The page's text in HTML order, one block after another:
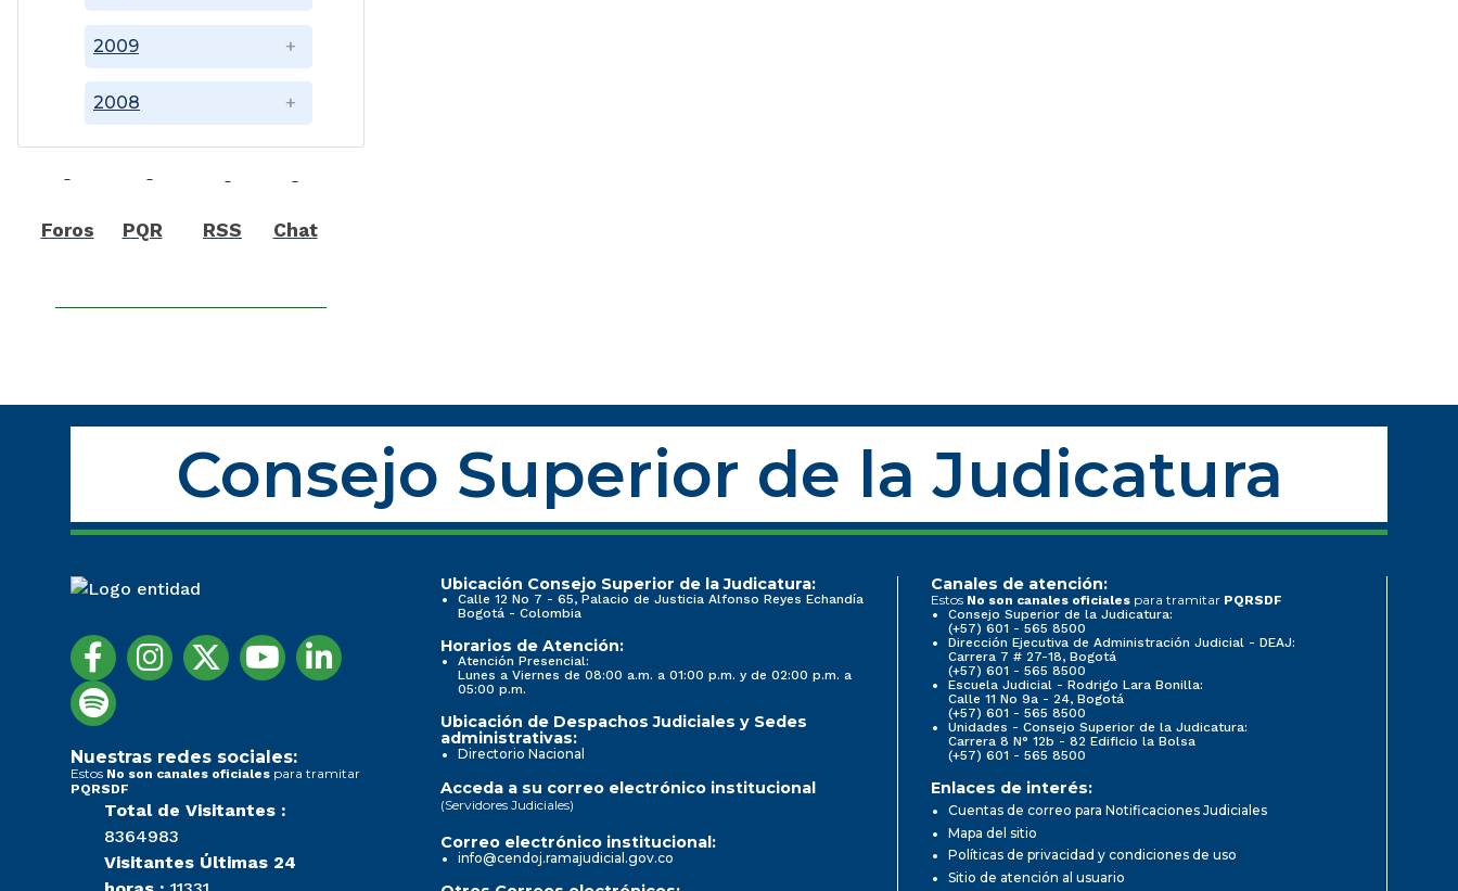
2008
2009
Foros PQR RSS Chat
Consejo Superior de la Judicatura
Nuestras redes sociales:
Estos No son canales oficiales para tramitar
PQRSDF
Total de Visitantes :
8364983
Visitantes Últimas 24
Ubicación Consejo Superior de la Judicatura:
Calle 12 No 7 - 65, Palacio de Justicia Alfonso Reyes Echandía
Bogotá - Colombia
Horarios de Atención:
Atención Presencial:
Lunes a Viernes de 08:00 a.m. a 01:00 p.m. y de 02:00 p.m. a
05:00 p.m.
Ubicación de Despachos Judiciales y Sedes
administrativas:
Directorio Nacional
Canales de atención:
Estos No son canales oficiales para tramitar PQRSDF
Consejo Superior de la Judicatura:
(+57) 601 - 565 8500
Dirección Ejecutiva de Administración Judicial - DEAJ:
Carrera 7 # 27-18, Bogotá
(+57) 601 - 565 8500
Escuela Judicial - Rodrigo Lara Bonilla:
Calle 11 No 9a - 24, Bogotá
(+57) 601 - 565 8500
Unidades - Consejo Superior de la Judicatura:
Carrera 8 N° 12b - 82 Edificio la Bolsa
(+57) 601 - 565 8500
Acceda a su correo electrónico institucional
(Servidores Judiciales)
Correo electrónico institucional:
info@cendoj.ramajudicial.gov.co
Enlaces de interés:
Cuentas de correo para Notificaciones Judiciales
Mapa del sitio
Políticas de privacidad y condiciones de uso
Sitio de atención al usuario